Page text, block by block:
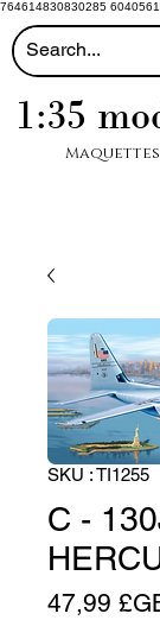
764614830830285
1:35
SKU : TI1255
C -
47,99